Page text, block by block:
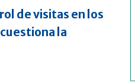
de visitas en los
la